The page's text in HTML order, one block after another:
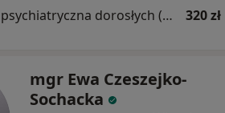
Konsultacja psychiatryczna dorosłych (wizyta kontrolna) 320 zł
mgr Ewa Czeszejko-
Sochacka